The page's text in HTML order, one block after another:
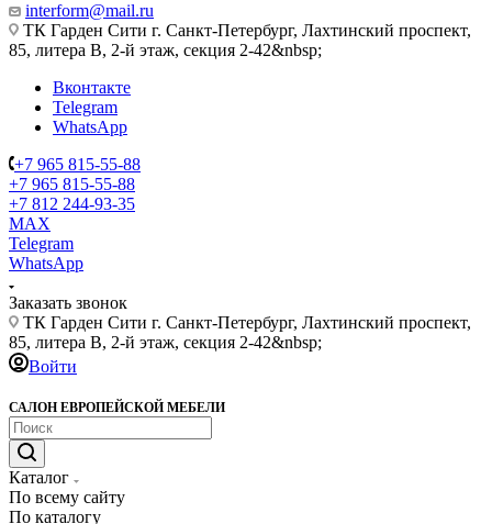
interform@mail.ru
ТК Гарден Сити г. Санкт-Петербург, Лахтинский проспект,
85, литера В, 2-й этаж, секция 2-42&nbsp;
Вконтакте
Telegram
WhatsApp
+7 965 815-55-88
+7 965 815-55-88
+7 812 244-93-35
MAX
Telegram
WhatsApp
Заказать звонок
ТК Гарден Сити г. Санкт-Петербург, Лахтинский проспект,
85, литера В, 2-й этаж, секция 2-42&nbsp;
Войти
САЛОН ЕВРОПЕЙСКОЙ МЕБЕЛИ
Каталог
По всему сайту
По каталогу